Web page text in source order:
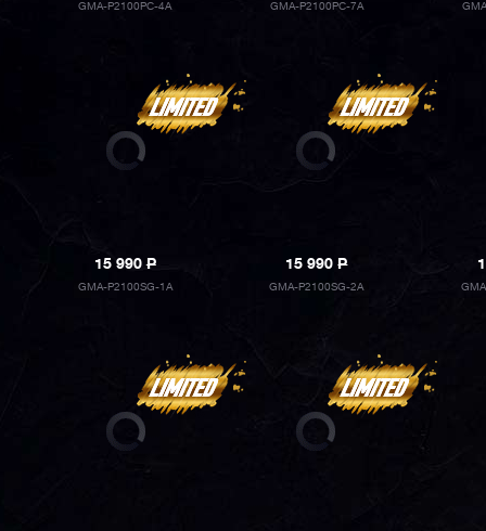
GMA-P2100PC-4A GMA-P2100PC-7A
15 990P
GMA-P2100SG-1A
15 990P
GMA-P2100SG-2A